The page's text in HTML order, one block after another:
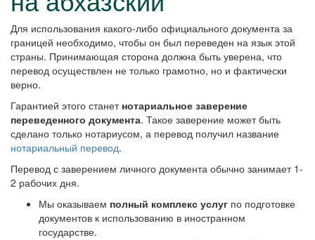
Для использования какого-либо официального документа за
границей необходимо, чтобы он был переведен на язык этой
страны. Принимающая сторона должна быть уверена, что
перевод осуществлен не только грамотно, но и фактически
верно.
Гарантией этого станет нотариальное заверение
переведенного документа. Такое заверение может быть
сделано только нотариусом, а перевод получил название
нотариальный перевод.
Перевод с заверением личного документа обычно занимает 1-
2 рабочих дня.
Мы оказываем полный комплекс услуг по подготовке
документов к использованию в иностранном
государстве.